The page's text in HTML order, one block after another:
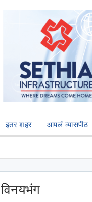
इतर शहर आपलं व्यासपीठ